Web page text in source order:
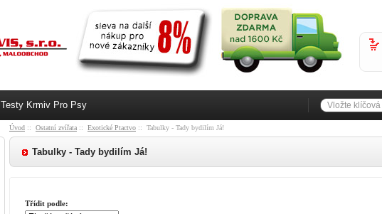
Testy Krmiv Pro Psy
Úvod :: Ostatní zvířata :: Exotické Ptactvo :: Tabulky - Tady bydilím Já!
Tabulky - Tady bydilím Já!
Třídit podle: